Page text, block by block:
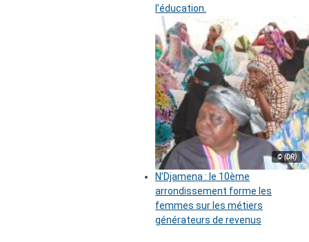
l’éducation.
© (DR)
N’Djamena : le 10ème
arrondissement forme les
femmes sur les métiers
générateurs de revenus